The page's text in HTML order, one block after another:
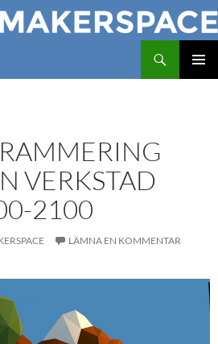
VERKSTAD
2100
LÄMNA EN KOMMENTAR